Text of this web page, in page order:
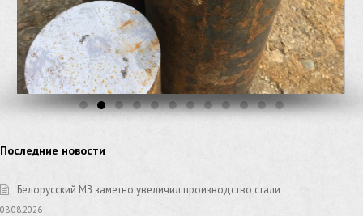
Последние новости
Белорусский МЗ заметно увеличил производство стали
08.08.2026